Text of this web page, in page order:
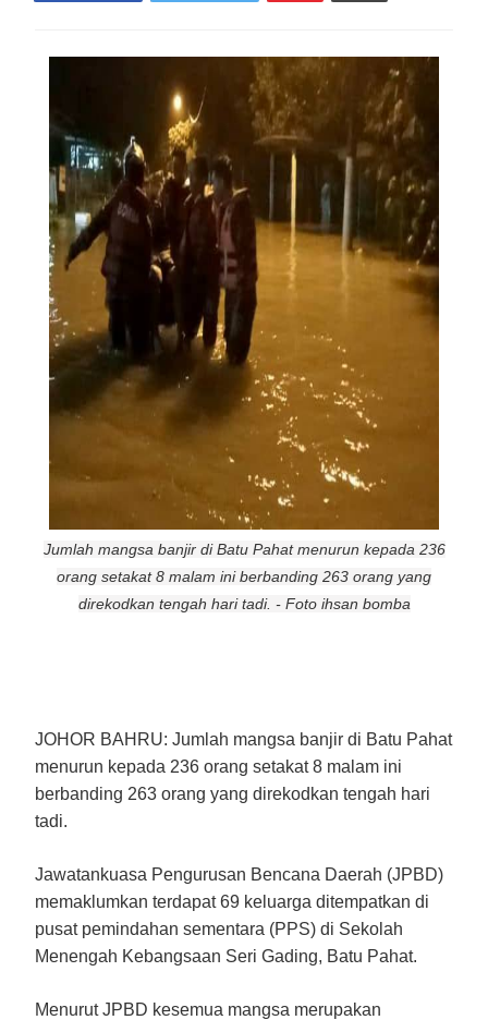
Jumlah mangsa banjir di Batu Pahat menurun kepada 236
orang setakat 8 malam ini berbanding 263 orang yang
direkodkan tengah hari tadi. - Foto ihsan bomba
JOHOR BAHRU: Jumlah mangsa banjir di Batu Pahat
menurun kepada 236 orang setakat 8 malam ini
berbanding 263 orang yang direkodkan tengah hari
tadi.
Jawatankuasa Pengurusan Bencana Daerah (JPBD)
memaklumkan terdapat 69 keluarga ditempatkan di
pusat pemindahan sementara (PPS) di Sekolah
Menengah Kebangsaan Seri Gading, Batu Pahat.
Menurut JPBD kesemua mangsa merupakan